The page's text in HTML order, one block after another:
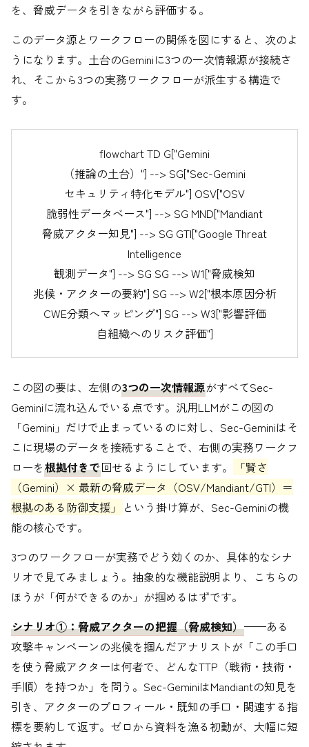
を、脅威データを引きながら評価する。
このデータ源とワークフローの関係を図にすると、次のよ
うになります。土台のGeminiに3つの一次情報源が接続さ
れ、そこから3つの実務ワークフローが派生する構造で
す。
flowchart TD G["Gemini
（推論の土台）"] --> SG["Sec-Gemini
セキュリティ特化モデル"] OSV["OSV
脆弱性データベース"] --> SG MND["Mandiant
脅威アクター知見"] --> SG GTI["Google Threat
Intelligence
観測データ"] --> SG SG --> W1["脅威検知
兆候・アクターの要約"] SG --> W2["根本原因分析
CWE分類へマッピング"] SG --> W3["影響評価
自組織へのリスク評価"]
この図の要は、左側の3つの一次情報源がすべてSec-
Geminiに流れ込んでいる点です。汎用LLMがこの図の
「Gemini」だけで止まっているのに対し、Sec-Geminiはそ
こに現場のデータを接続することで、右側の実務ワークフ
ローを根拠付きで回せるようにしています。
「賢さ
（Gemini）× 最新の脅威データ（OSV/Mandiant/GTI）＝
根拠のある防御支援」
という掛け算が、Sec-Geminiの機
能の核心です。
3つのワークフローが実務でどう効くのか、具体的なシナ
リオで見てみましょう。抽象的な機能説明より、こちらの
ほうが「何ができるのか」が掴めるはずです。
シナリオ①：脅威アクターの把握（脅威検知）——ある
攻撃キャンペーンの兆候を掴んだアナリストが「この手口
を使う脅威アクターは何者で、どんなTTP（戦術・技術・
手順）を持つか」を問う。Sec-GeminiはMandiantの知見を
引き、アクターのプロフィール・既知の手口・関連する指
標を要約して返す。ゼロから資料を漁る初動が、大幅に短